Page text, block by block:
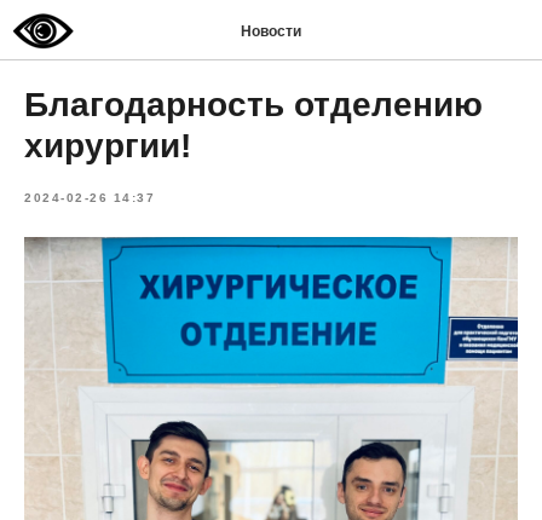
Новости
Благодарность отделению
хирургии!
2024-02-26 14:37